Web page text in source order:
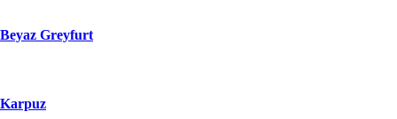
Beyaz Greyfurt
Karpuz